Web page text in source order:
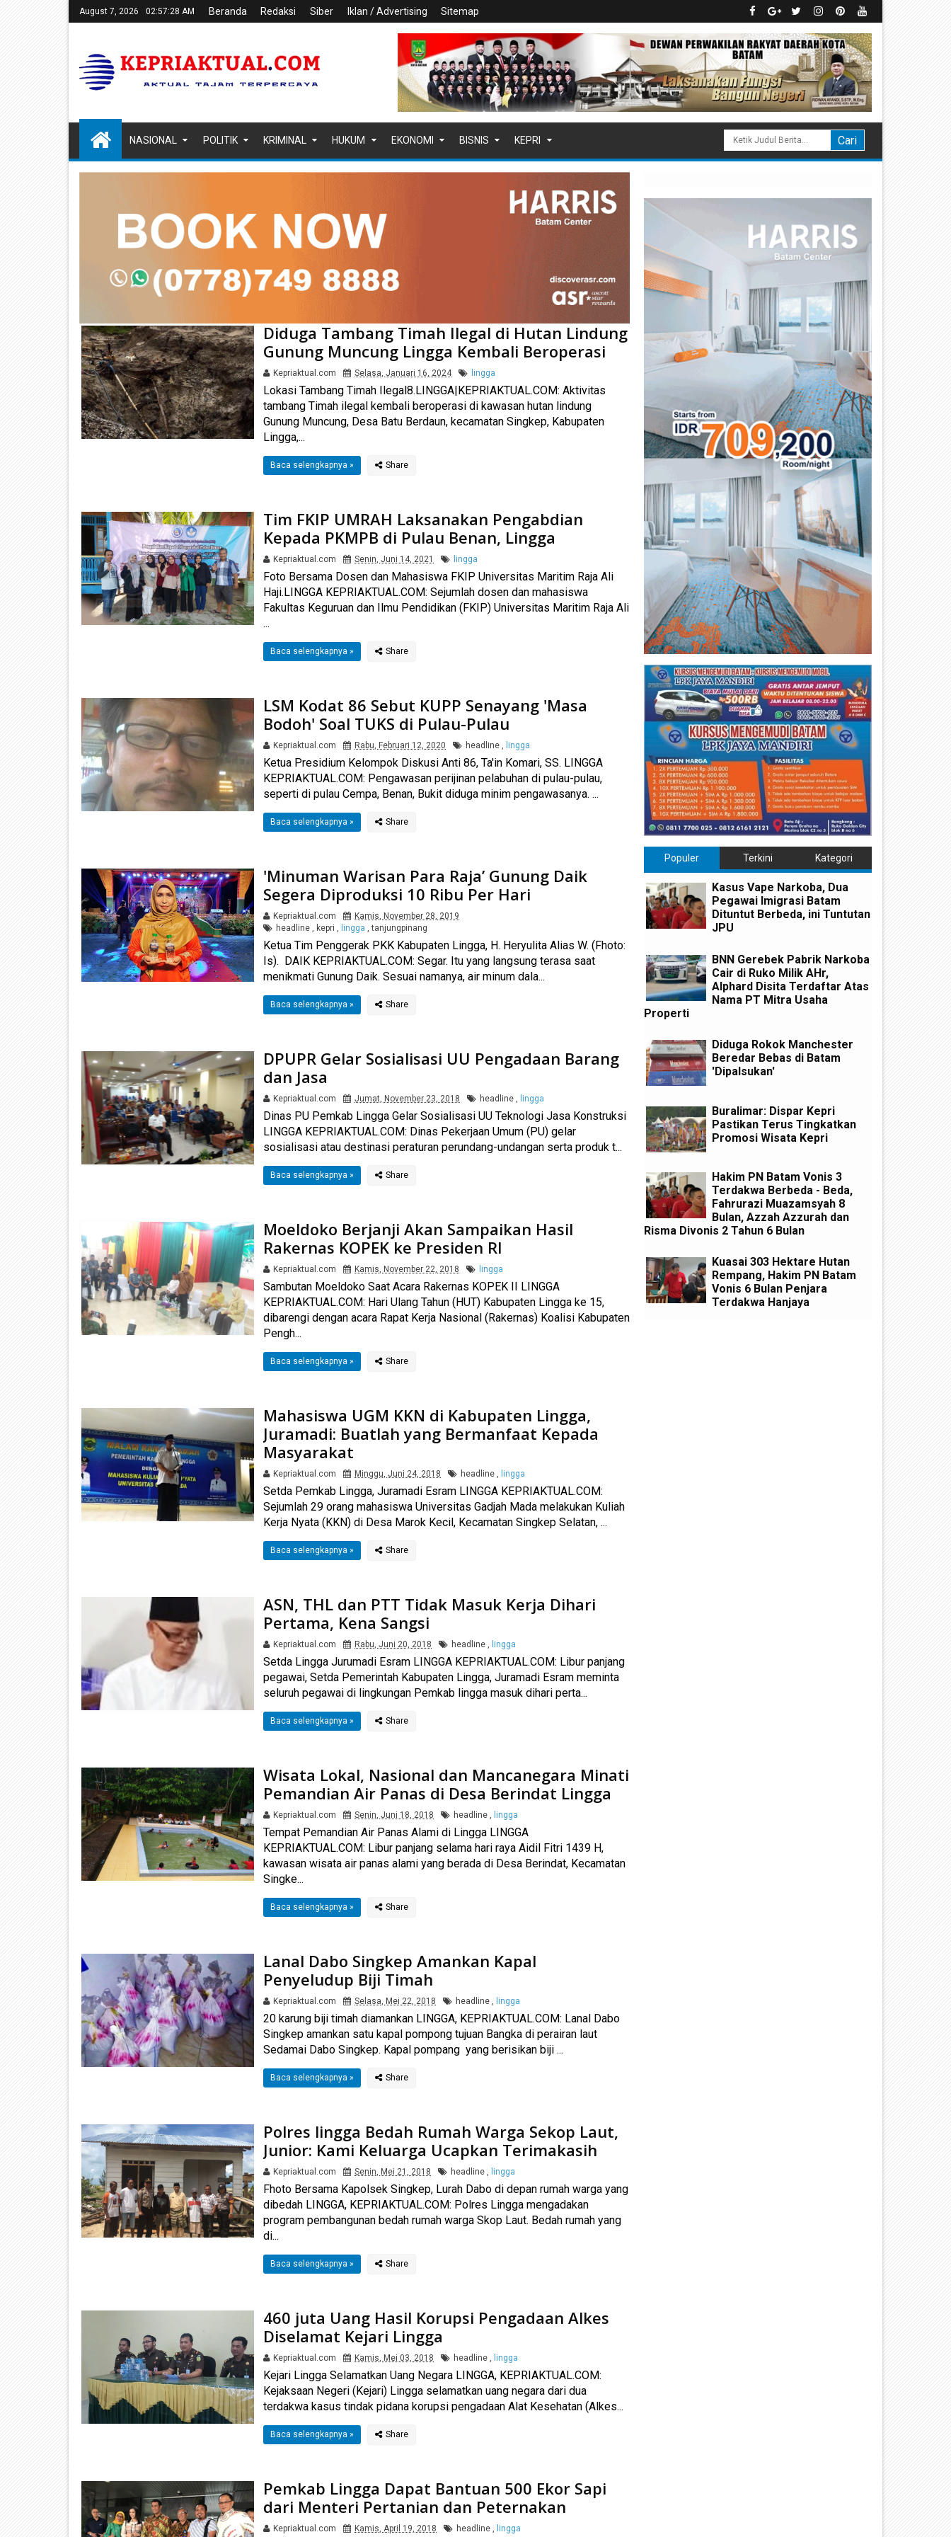
August 7, 2026 02:57:29 AM Beranda Redaksi Siber Iklan / Advertising Sitemap
NASIONAL POLITIK KRIMINAL HUKUM EKONOMI BISNIS KEPRI
Diduga Tambang Timah Ilegal di Hutan Lindung
Gunung Muncung Lingga Kembali Beroperasi
Kepriaktual.com Selasa, Januari 16, 2024 lingga
Lokasi Tambang Timah Ilegal8.LINGGA|KEPRIAKTUAL.COM: Aktivitas
tambang Timah ilegal kembali beroperasi di kawasan hutan lindung
Gunung Muncung, Desa Batu Berdaun, kecamatan Singkep, Kabupaten
Lingga,...
Baca selengkapnya »
Tim FKIP UMRAH Laksanakan Pengabdian
Kepada PKMPB di Pulau Benan, Lingga
Kepriaktual.com Senin, Juni 14, 2021 lingga
Foto Bersama Dosen dan Mahasiswa FKIP Universitas Maritim Raja Ali
Haji.LINGGA KEPRIAKTUAL.COM: Sejumlah dosen dan mahasiswa
Fakultas Keguruan dan Ilmu Pendidikan (FKIP) Universitas Maritim Raja Ali
...
Baca selengkapnya »
LSM Kodat 86 Sebut KUPP Senayang 'Masa
Bodoh' Soal TUKS di Pulau-Pulau
Kepriaktual.com Rabu, Februari 12, 2020 headline , lingga
Ketua Presidium Kelompok Diskusi Anti 86, Ta'in Komari, SS. LINGGA
KEPRIAKTUAL.COM: Pengawasan perijinan pelabuhan di pulau-pulau,
seperti di pulau Cempa, Benan, Bukit diduga minim pengawasanya. ...
Baca selengkapnya »
'Minuman Warisan Para Raja’ Gunung Daik
Segera Diproduksi 10 Ribu Per Hari
Kepriaktual.com
Kamis, November 28, 2019
headline , kepri , lingga , tanjungpinang
Ketua Tim Penggerak PKK Kabupaten Lingga, H. Heryulita Alias W. (Fhoto:
Is). DAIK KEPRIAKTUAL.COM: Segar. Itu yang langsung terasa saat
menikmati Gunung Daik. Sesuai namanya, air minum dala...
Baca selengkapnya »
DPUPR Gelar Sosialisasi UU Pengadaan Barang
dan Jasa
Kepriaktual.com Jumat, November 23, 2018 headline , lingga
Dinas PU Pemkab Lingga Gelar Sosialisasi UU Teknologi Jasa Konstruksi
LINGGA KEPRIAKTUAL.COM: Dinas Pekerjaan Umum (PU) gelar
sosialisasi atau destinasi peraturan perundang-undangan serta produk t...
Baca selengkapnya »
Moeldoko Berjanji Akan Sampaikan Hasil
Rakernas KOPEK ke Presiden RI
Kepriaktual.com Kamis, November 22, 2018 lingga
Sambutan Moeldoko Saat Acara Rakernas KOPEK II LINGGA
KEPRIAKTUAL.COM: Hari Ulang Tahun (HUT) Kabupaten Lingga ke 15,
dibarengi dengan acara Rapat Kerja Nasional (Rakernas) Koalisi Kabupaten
Pengh...
Baca selengkapnya »
Mahasiswa UGM KKN di Kabupaten Lingga,
Juramadi: Buatlah yang Bermanfaat Kepada
Masyarakat
Kepriaktual.com Minggu, Juni 24, 2018 headline , lingga
Setda Pemkab Lingga, Juramadi Esram LINGGA KEPRIAKTUAL.COM:
Sejumlah 29 orang mahasiswa Universitas Gadjah Mada melakukan Kuliah
Kerja Nyata (KKN) di Desa Marok Kecil, Kecamatan Singkep Selatan, ...
Baca selengkapnya »
ASN, THL dan PTT Tidak Masuk Kerja Dihari
Pertama, Kena Sangsi
Kepriaktual.com Rabu, Juni 20, 2018 headline , lingga
Setda Lingga Jurumadi Esram LINGGA KEPRIAKTUAL.COM: Libur panjang
pegawai, Setda Pemerintah Kabupaten Lingga, Juramadi Esram meminta
seluruh pegawai di lingkungan Pemkab lingga masuk dihari perta...
Baca selengkapnya »
Wisata Lokal, Nasional dan Mancanegara Minati
Pemandian Air Panas di Desa Berindat Lingga
Kepriaktual.com Senin, Juni 18, 2018 headline , lingga
Tempat Pemandian Air Panas Alami di Lingga LINGGA
KEPRIAKTUAL.COM: Libur panjang selama hari raya Aidil Fitri 1439 H,
kawasan wisata air panas alami yang berada di Desa Berindat, Kecamatan
Singke...
Baca selengkapnya »
Lanal Dabo Singkep Amankan Kapal
Penyeludup Biji Timah
Kepriaktual.com Selasa, Mei 22, 2018 headline , lingga
20 karung biji timah diamankan LINGGA, KEPRIAKTUAL.COM: Lanal Dabo
Singkep amankan satu kapal pompong tujuan Bangka di perairan laut
Sedamai Dabo Singkep. Kapal pompang yang berisikan biji ...
Baca selengkapnya »
Polres lingga Bedah Rumah Warga Sekop Laut,
Junior: Kami Keluarga Ucapkan Terimakasih
Kepriaktual.com Senin, Mei 21, 2018 headline , lingga
Fhoto Bersama Kapolsek Singkep, Lurah Dabo di depan rumah warga yang
dibedah LINGGA, KEPRIAKTUAL.COM: Polres Lingga mengadakan
program pembangunan bedah rumah warga Skop Laut. Bedah rumah yang
di...
Baca selengkapnya »
460 juta Uang Hasil Korupsi Pengadaan Alkes
Diselamat Kejari Lingga
Kepriaktual.com Kamis, Mei 03, 2018 headline , lingga
Kejari Lingga Selamatkan Uang Negara LINGGA, KEPRIAKTUAL.COM:
Kejaksaan Negeri (Kejari) Lingga selamatkan uang negara dari dua
terdakwa kasus tindak pidana korupsi pengadaan Alat Kesehatan (Alkes...
Baca selengkapnya »
Pemkab Lingga Dapat Bantuan 500 Ekor Sapi
dari Menteri Pertanian dan Peternakan
Kepriaktual.com Kamis, April 19, 2018 headline , lingga
Populer Terkini Kategori
Kasus Vape Narkoba, Dua
Pegawai Imigrasi Batam
Dituntut Berbeda, ini Tuntutan
JPU
BNN Gerebek Pabrik Narkoba
Cair di Ruko Milik AHr,
Alphard Disita Terdaftar Atas
Nama PT Mitra Usaha
Properti
Diduga Rokok Manchester
Beredar Bebas di Batam
'Dipalsukan'
Buralimar: Dispar Kepri
Pastikan Terus Tingkatkan
Promosi Wisata Kepri
Hakim PN Batam Vonis 3
Terdakwa Berbeda - Beda,
Fahrurazi Muazamsyah 8
Bulan, Azzah Azzurah dan
Risma Divonis 2 Tahun 6 Bulan
Kuasai 303 Hektare Hutan
Rempang, Hakim PN Batam
Vonis 6 Bulan Penjara
Terdakwa Hanjaya